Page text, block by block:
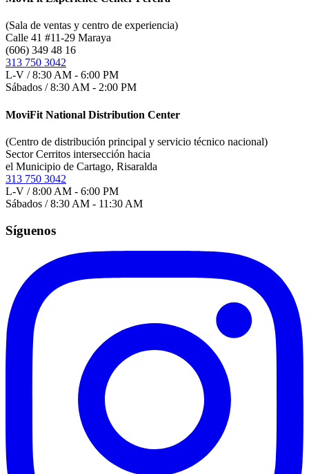
(Sala de ventas y centro de experiencia)
Calle 41 #11-29 Maraya
(606) 349 48 16
313 750 3042
L-V / 8:30 AM - 6:00 PM
Sábados / 8:30 AM - 2:00 PM
MoviFit National Distribution Center
(Centro de distribución principal y servicio técnico nacional)
Sector Cerritos intersección hacia
el Municipio de Cartago, Risaralda
313 750 3042
L-V / 8:00 AM - 6:00 PM
Sábados / 8:30 AM - 11:30 AM
Síguenos